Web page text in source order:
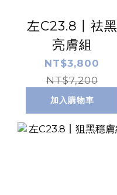
左C23.8丨祛黑
亮膚組
NT$3,800
NT$7,200
加入購物車